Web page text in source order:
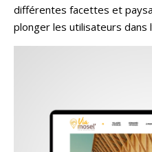
différentes facettes et
plonger les utilisateurs dans